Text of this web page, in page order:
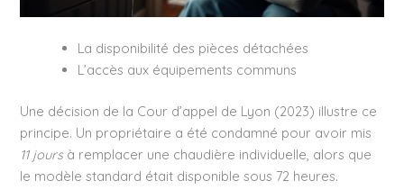
La disponibilité des pièces détachées
L’accès aux équipements communs
Une décision de la Cour d’appel de Lyon (2023) illustre ce
principe. Un propriétaire a été condamné pour avoir mis
11 joursà remplacer une chaudière individuelle, alors que
le modèle standard était disponible sous 72 heures.